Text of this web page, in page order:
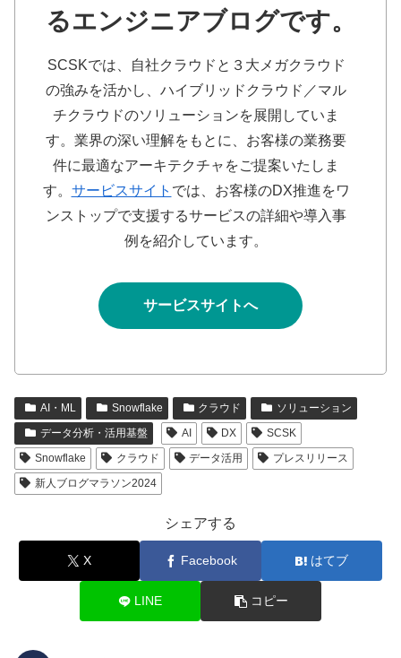
るエンジニアブログです。
SCSKでは、自社クラウドと３大メガクラウド
の強みを活かし、ハイブリッドクラウド／マル
チクラウドのソリューションを展開していま
す。業界の深い理解をもとに、お客様の業務要
件に最適なアーキテクチャをご提案いたしま
す。 サービスサイト では、お客様のDX推進をワ
ンストップで支援するサービスの詳細や導入事
例を紹介しています。
サービスサイトへ
AI・ML Snowflake クラウド
ソリューション
データ分析・活用基盤
AI DX
SCSK
Snowflake
クラウド データ活用
プレスリリース
新人ブログマラソン2024
シェアする
X Facebook はてブ
LINE コピー